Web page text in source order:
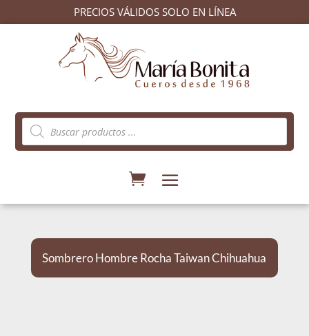
PRECIOS VÁLIDOS SOLO EN LÍNEA
Búsqueda
de
productos
Sombrero Hombre Rocha Taiwan Chihuahua